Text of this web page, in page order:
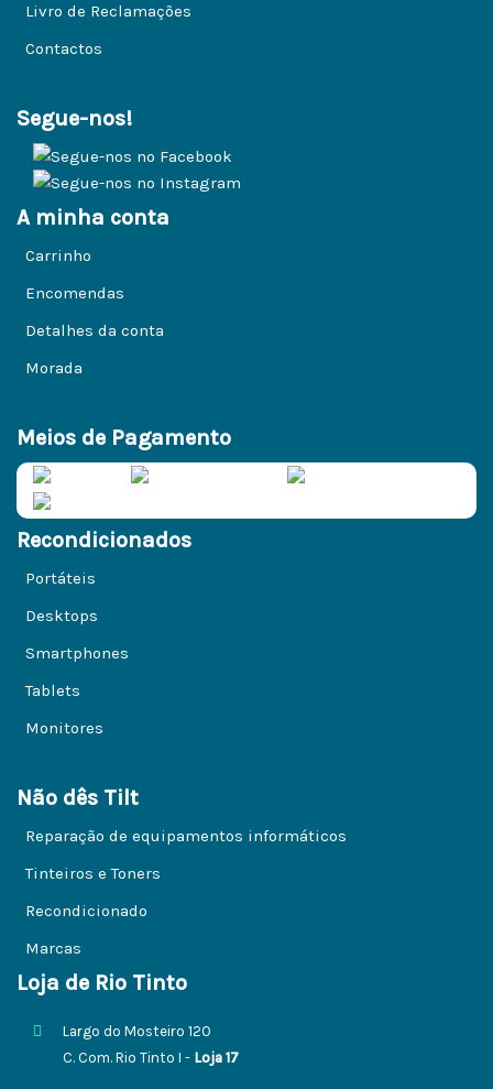
Livro de Reclamações
Contactos
Segue-nos!
A minha conta
Carrinho
Encomendas
Detalhes da conta
Morada
Meios de Pagamento
Recondicionados
Portáteis
Desktops
Smartphones
Tablets
Monitores
Não dês Tilt
Reparação de equipamentos informáticos
Tinteiros e Toners
Recondicionado
Marcas
Loja de Rio Tinto
Largo do Mosteiro 120
C. Com. Rio Tinto I - Loja 17